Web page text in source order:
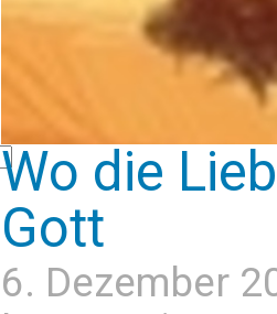
Wo die
Gott
6. Dezember